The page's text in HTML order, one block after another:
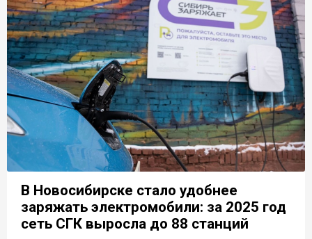
В Новосибирске стало удобнее
заряжать электромобили: за 2025 год
сеть СГК выросла до 88 станций